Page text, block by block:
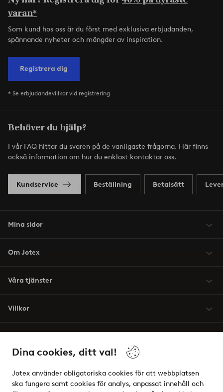
Dina cookies, ditt val!
Jotex använder obligatoriska cookies för att webbplatsen
ska fungera samt cookies för analys, anpassat innehåll och
varan*
Som kund hos oss är du först med exklusiva erbjudanden,
spännande nyheter och mängder av inspiration.
Registrera dig
* Se erbjudandevillkor vid registrering
Behöver du hjälp?
I vår FAQ hittar du svaren på de vanligaste frågorna. Här finns
också information om hur du enklast kontaktar oss.
Kundservice Beställning Betalsätt
Mina sidor
Om Jotex
Våra tjänster
Villkor